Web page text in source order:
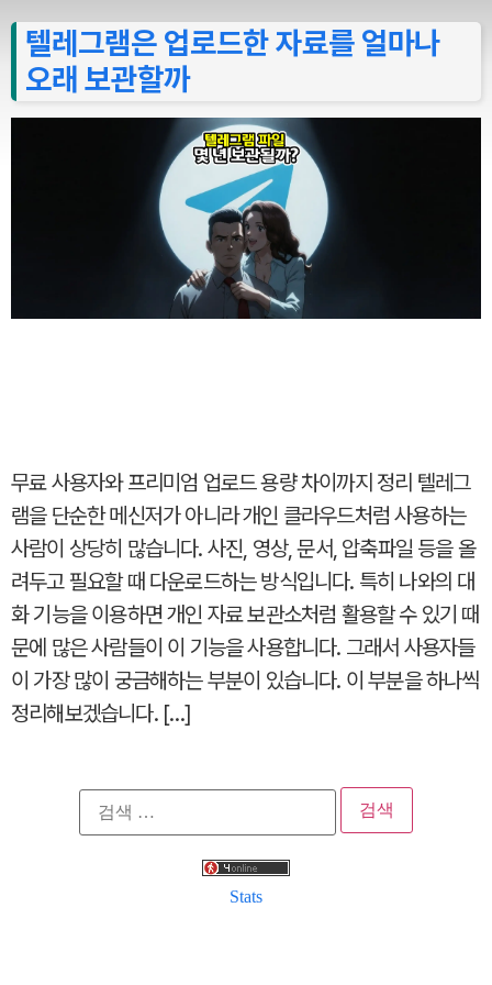
텔레그램은 업로드한 자료를 얼마나
오래 보관할까
무료 사용자와 프리미엄 업로드 용량 차이까지 정리 텔레그
램을 단순한 메신저가 아니라 개인 클라우드처럼 사용하는
사람이 상당히 많습니다. 사진, 영상, 문서, 압축파일 등을 올
려두고 필요할 때 다운로드하는 방식입니다. 특히 나와의 대
화 기능을 이용하면 개인 자료 보관소처럼 활용할 수 있기 때
문에 많은 사람들이 이 기능을 사용합니다. 그래서 사용자들
이 가장 많이 궁금해하는 부분이 있습니다. 이 부분을 하나씩
정리해보겠습니다. […]
검
색:
Stats